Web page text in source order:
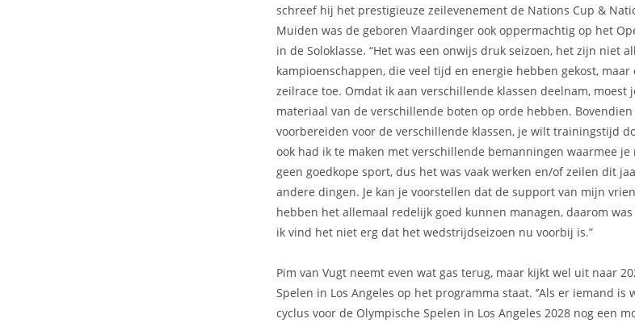
schreef hij het prestigieuze zeilevenement de Nations Cup &
Muiden was de geboren Vlaardinger ook oppermachtig op het
in de Soloklasse. “Het was een onwijs druk seizoen, het zijn niet
kampioenschappen, die veel tijd en energie hebben gekost,
zeilrace toe. Omdat ik aan verschillende klassen deelnam, moest
materiaal van de verschillende boten op orde hebben.
voorbereiden voor de verschillende klassen, je wilt trainingstijd
ook had ik te maken met verschillende bemanningen waarmee je
geen goedkope sport, dus het was vaak werken en/of zeilen dit
andere dingen. Je kan je voorstellen dat de support van mijn
hebben het allemaal redelijk goed kunnen managen, daarom
ik vind het niet erg dat het wedstrijdseizoen nu voorbij is.”
Pim van Vugt neemt even wat gas terug, maar kijkt wel uit naar
Spelen in Los Angeles op het programma staat. ‘’Als er iemand is
cyclus voor de Olympische Spelen in Los Angeles 2028 nog een